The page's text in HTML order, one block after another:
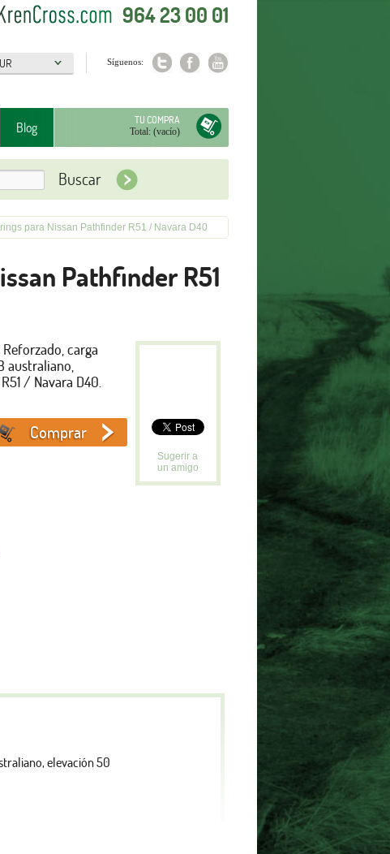
964 23 00 01
Síguenos:
TU COMPRA
Total: (vacío)
Blog
para Nissan Pathfinder R51 / Navara D40
Pathfinder R51
carga
australiano,
/ Navara D40.
Sugerir a
un amigo
elevación 50